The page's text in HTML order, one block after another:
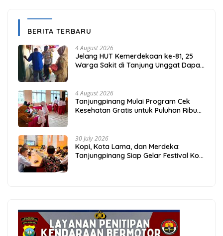
BERITA TERBARU
4 August 2026
Jelang HUT Kemerdekaan ke-81, 25
Warga Sakit di Tanjung Unggat Dapat
4 August 2026
Tanjungpinang Mulai Program Cek
Kesehatan Gratis untuk Puluhan Ribu
30 July 2026
Kopi, Kota Lama, dan Merdeka:
Tanjungpinang Siap Gelar Festival Kopi